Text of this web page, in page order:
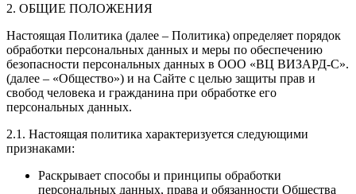
2. ОБЩИЕ ПОЛОЖЕНИЯ
Настоящая Политика (далее – Политика) определяет порядок
обработки персональных данных и меры по обеспечению
безопасности персональных данных в ООО «ВЦ ВИЗАРД-С».
(далее – «Общество») и на Сайте с целью защиты прав и
свобод человека и гражданина при обработке его
персональных данных.
2.1. Настоящая политика характеризуется следующими
признаками:
Раскрывает способы и принципы обработки
персональных данных, права и обязанности Общества